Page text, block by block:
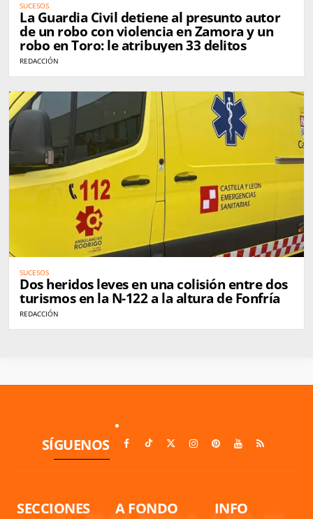
SUCESOS
La Guardia Civil detiene al presunto autor
de un robo con violencia en Zamora y un
robo en Toro: le atribuyen 33 delitos
REDACCIÓN
SUCESOS
Dos heridos leves en una colisión entre dos
turismos en la N-122 a la altura de Fonfría
REDACCIÓN
SÍGUENOS
SECCIONES A FONDO INFO